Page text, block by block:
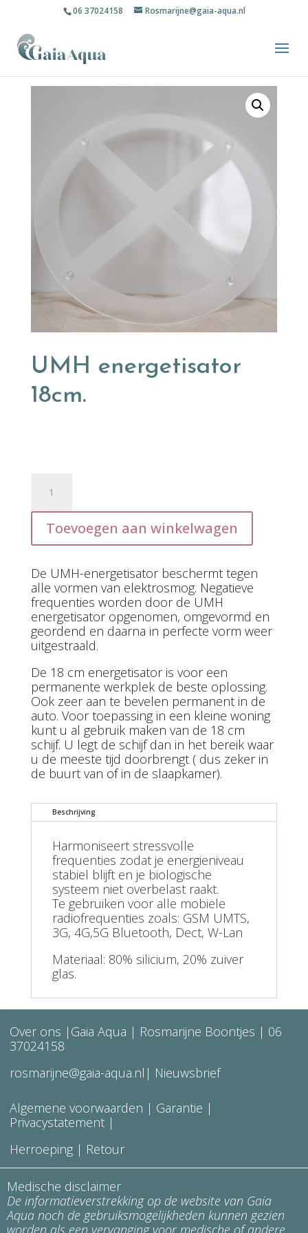
06 37024158 Rosmarijne@gaia-aqua.nl
UMH energetisator
18cm.
energetisator
Toevoegen aan winkelwagen
De UMH-energetisator beschermt tegen
alle vormen van elektrosmog. Negatieve
frequenties worden door de UMH
energetisator opgenomen, omgevormd en
geordend en daarna in perfecte vorm weer
uitgestraald.
De 18 cm energetisator is voor een
permanente werkplek de beste oplossing.
Ook zeer aan te bevelen permanent in de
auto. Voor toepassing in een kleine woning
kunt u al gebruik maken van de 18 cm
schijf. U legt de schijf dan in het bereik waar
u de meeste tijd doorbrengt ( dus zeker in
de buurt van of in de slaapkamer).
Beschrijving
Harmoniseert stressvolle
frequenties zodat je energieniveau
stabiel blijft en je biologische
systeem niet overbelast raakt.
Te gebruiken voor alle mobiele
radiofrequenties zoals: GSM UMTS,
3G, 4G,5G Bluetooth, Dect, W-Lan
Materiaal: 80% silicium, 20% zuiver
glas.
Over ons |Gaia Aqua | Rosmarijne Boontjes | 06
37024158
rosmarijne@gaia-aqua.nl | Nieuwsbrief
Algemene voorwaarden | Garantie |
Privacystatement |
Herroeping | Retour
Medische disclaimer
De informatieverstrekking op de website van Gaia
Aqua noch de gebruiksmogelijkheden kunnen gezien